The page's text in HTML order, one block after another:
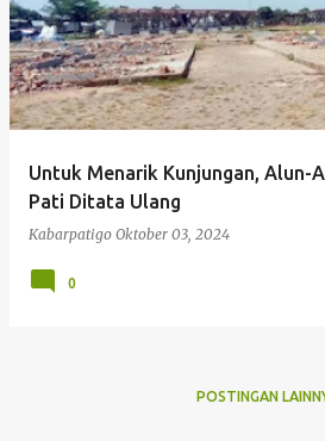
s
t
n
Untuk Menarik Kunjungan, Alun-
Pati Ditata Ulang
Kabarpatigo Oktober 03, 2024
0
POSTINGAN